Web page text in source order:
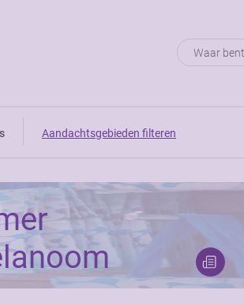
Aandachtsgebieden filteren